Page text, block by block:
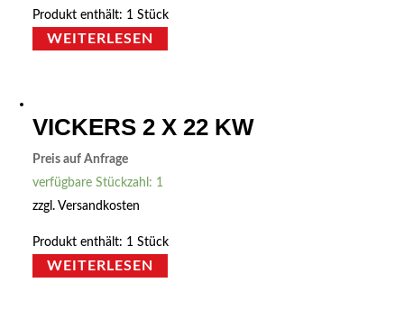
Produkt enthält: 1Stück
WEITERLESEN
VICKERS 2 X 22 KW
Preis auf Anfrage
verfügbare Stückzahl: 1
zzgl.Versandkosten
Produkt enthält: 1Stück
WEITERLESEN